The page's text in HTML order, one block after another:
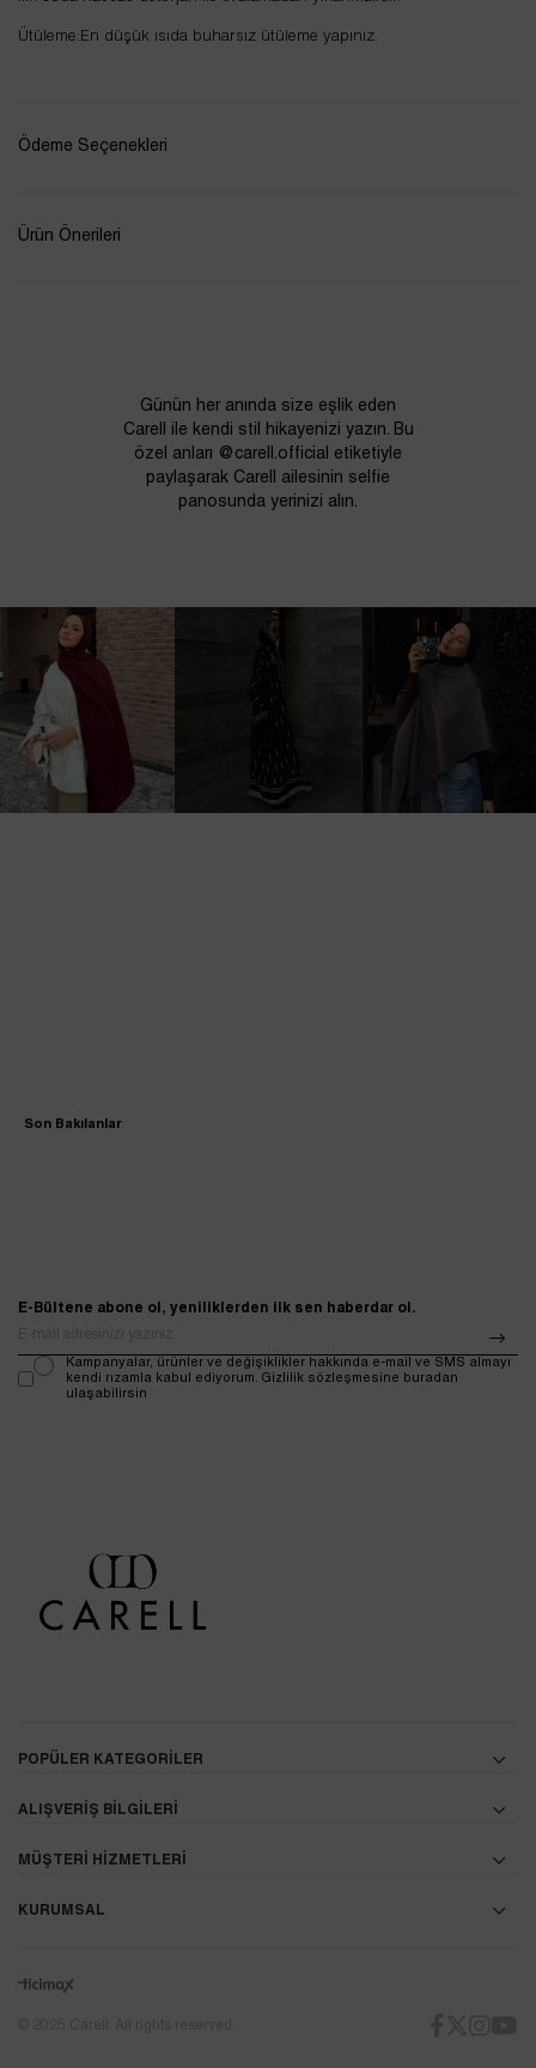
Ütüleme:En düşük ısıda buharsız ütüleme yapınız.
Ödeme Seçenekleri
Ürün Önerileri
Günün her anında size eşlik eden
Carell ile kendi stil hikayenizi yazın. Bu
özel anları @carell.official etiketiyle
paylaşarak Carell ailesinin selfie
panosunda yerinizi alın.
Son Bakılanlar
E-Bültene abone ol, yeniliklerden ilk sen haberdar ol.
Kampanyalar, ürünler ve değişiklikler hakkında e-mail ve SMS almayı
kendi rızamla kabul ediyorum. Gizlilik sözleşmesine buradan
ulaşabilirsin
POPÜLER KATEGORİLER
ALIŞVERİŞ BİLGİLERİ
MÜŞTERİ HİZMETLERİ
KURUMSAL